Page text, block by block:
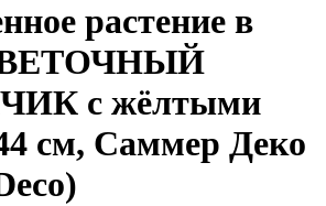
растение в
с жёлтыми
см, Саммер Деко